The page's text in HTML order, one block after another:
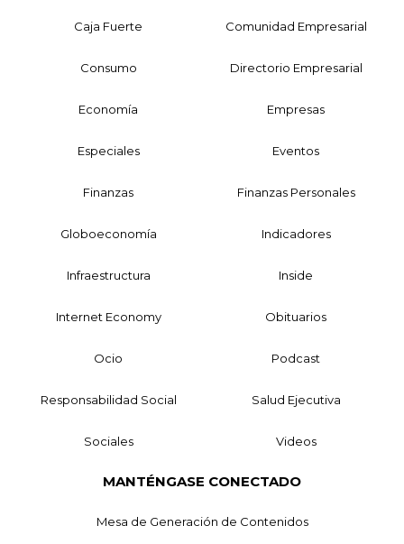
Caja Fuerte Comunidad Empresarial
Consumo Directorio Empresarial
Economía Empresas
Especiales Eventos
Finanzas Finanzas Personales
Globoeconomía Indicadores
Infraestructura Inside
Internet Economy Obituarios
Ocio Podcast
Responsabilidad Social Salud Ejecutiva
Sociales Videos
MANTÉNGASE CONECTADO
Mesa de Generación de Contenidos